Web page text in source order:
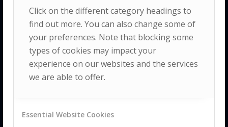
Click on the different category headings to
find out more. You can also change some of
your preferences. Note that blocking some
types of cookies may impact your
experience on our websites and the services
we are able to offer.
Essential Website Cookies
andpromotion
of human
quality of life
and well-being
within the
broader context